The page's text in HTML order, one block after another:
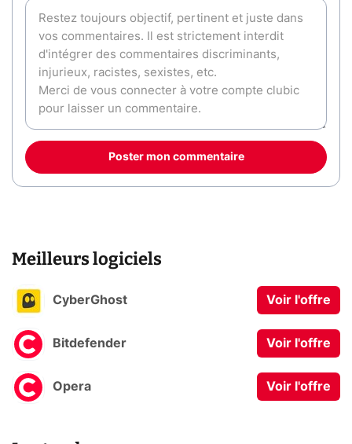
Poster mon commentaire
Meilleurs logiciels
CyberGhost Voir l'offre
Bitdefender Voir l'offre
Opera Voir l'offre